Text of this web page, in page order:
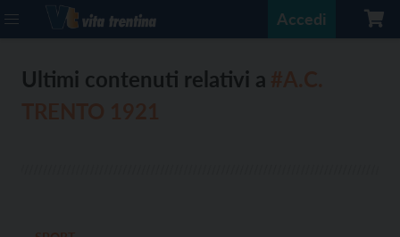
Accedi
Ultimi contenuti relativi a